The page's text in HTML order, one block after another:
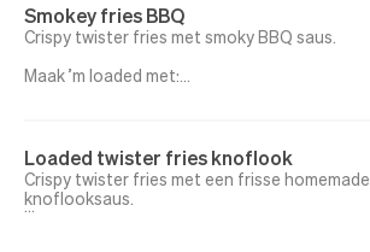
+ extra cheesy? Kies cheddar erbij!
Smokey fries BBQ
Crispy twister fries met smoky BBQ saus.
Maak ’m loaded met:
+ extra cheesy? Kies cheddar erbij!
Loaded twister fries knoflook
Crispy twister fries met een frisse homemade
knoflooksaus.